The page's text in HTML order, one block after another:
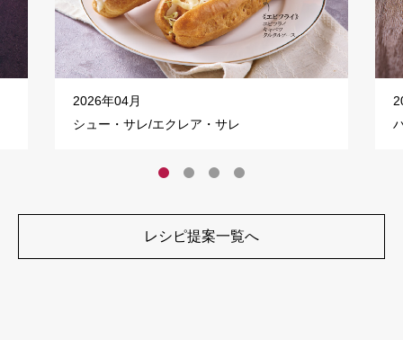
2026年04月
シュー・サレ/エクレア・サレ
レシピ提案一覧へ